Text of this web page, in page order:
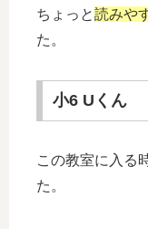
ちょっと読みや
た。
小6 Uくん
この教室に入る
た。